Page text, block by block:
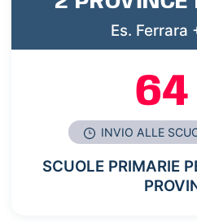
Es. Ferrara
INVIO ALLE
SCUOLE PRIMARIE